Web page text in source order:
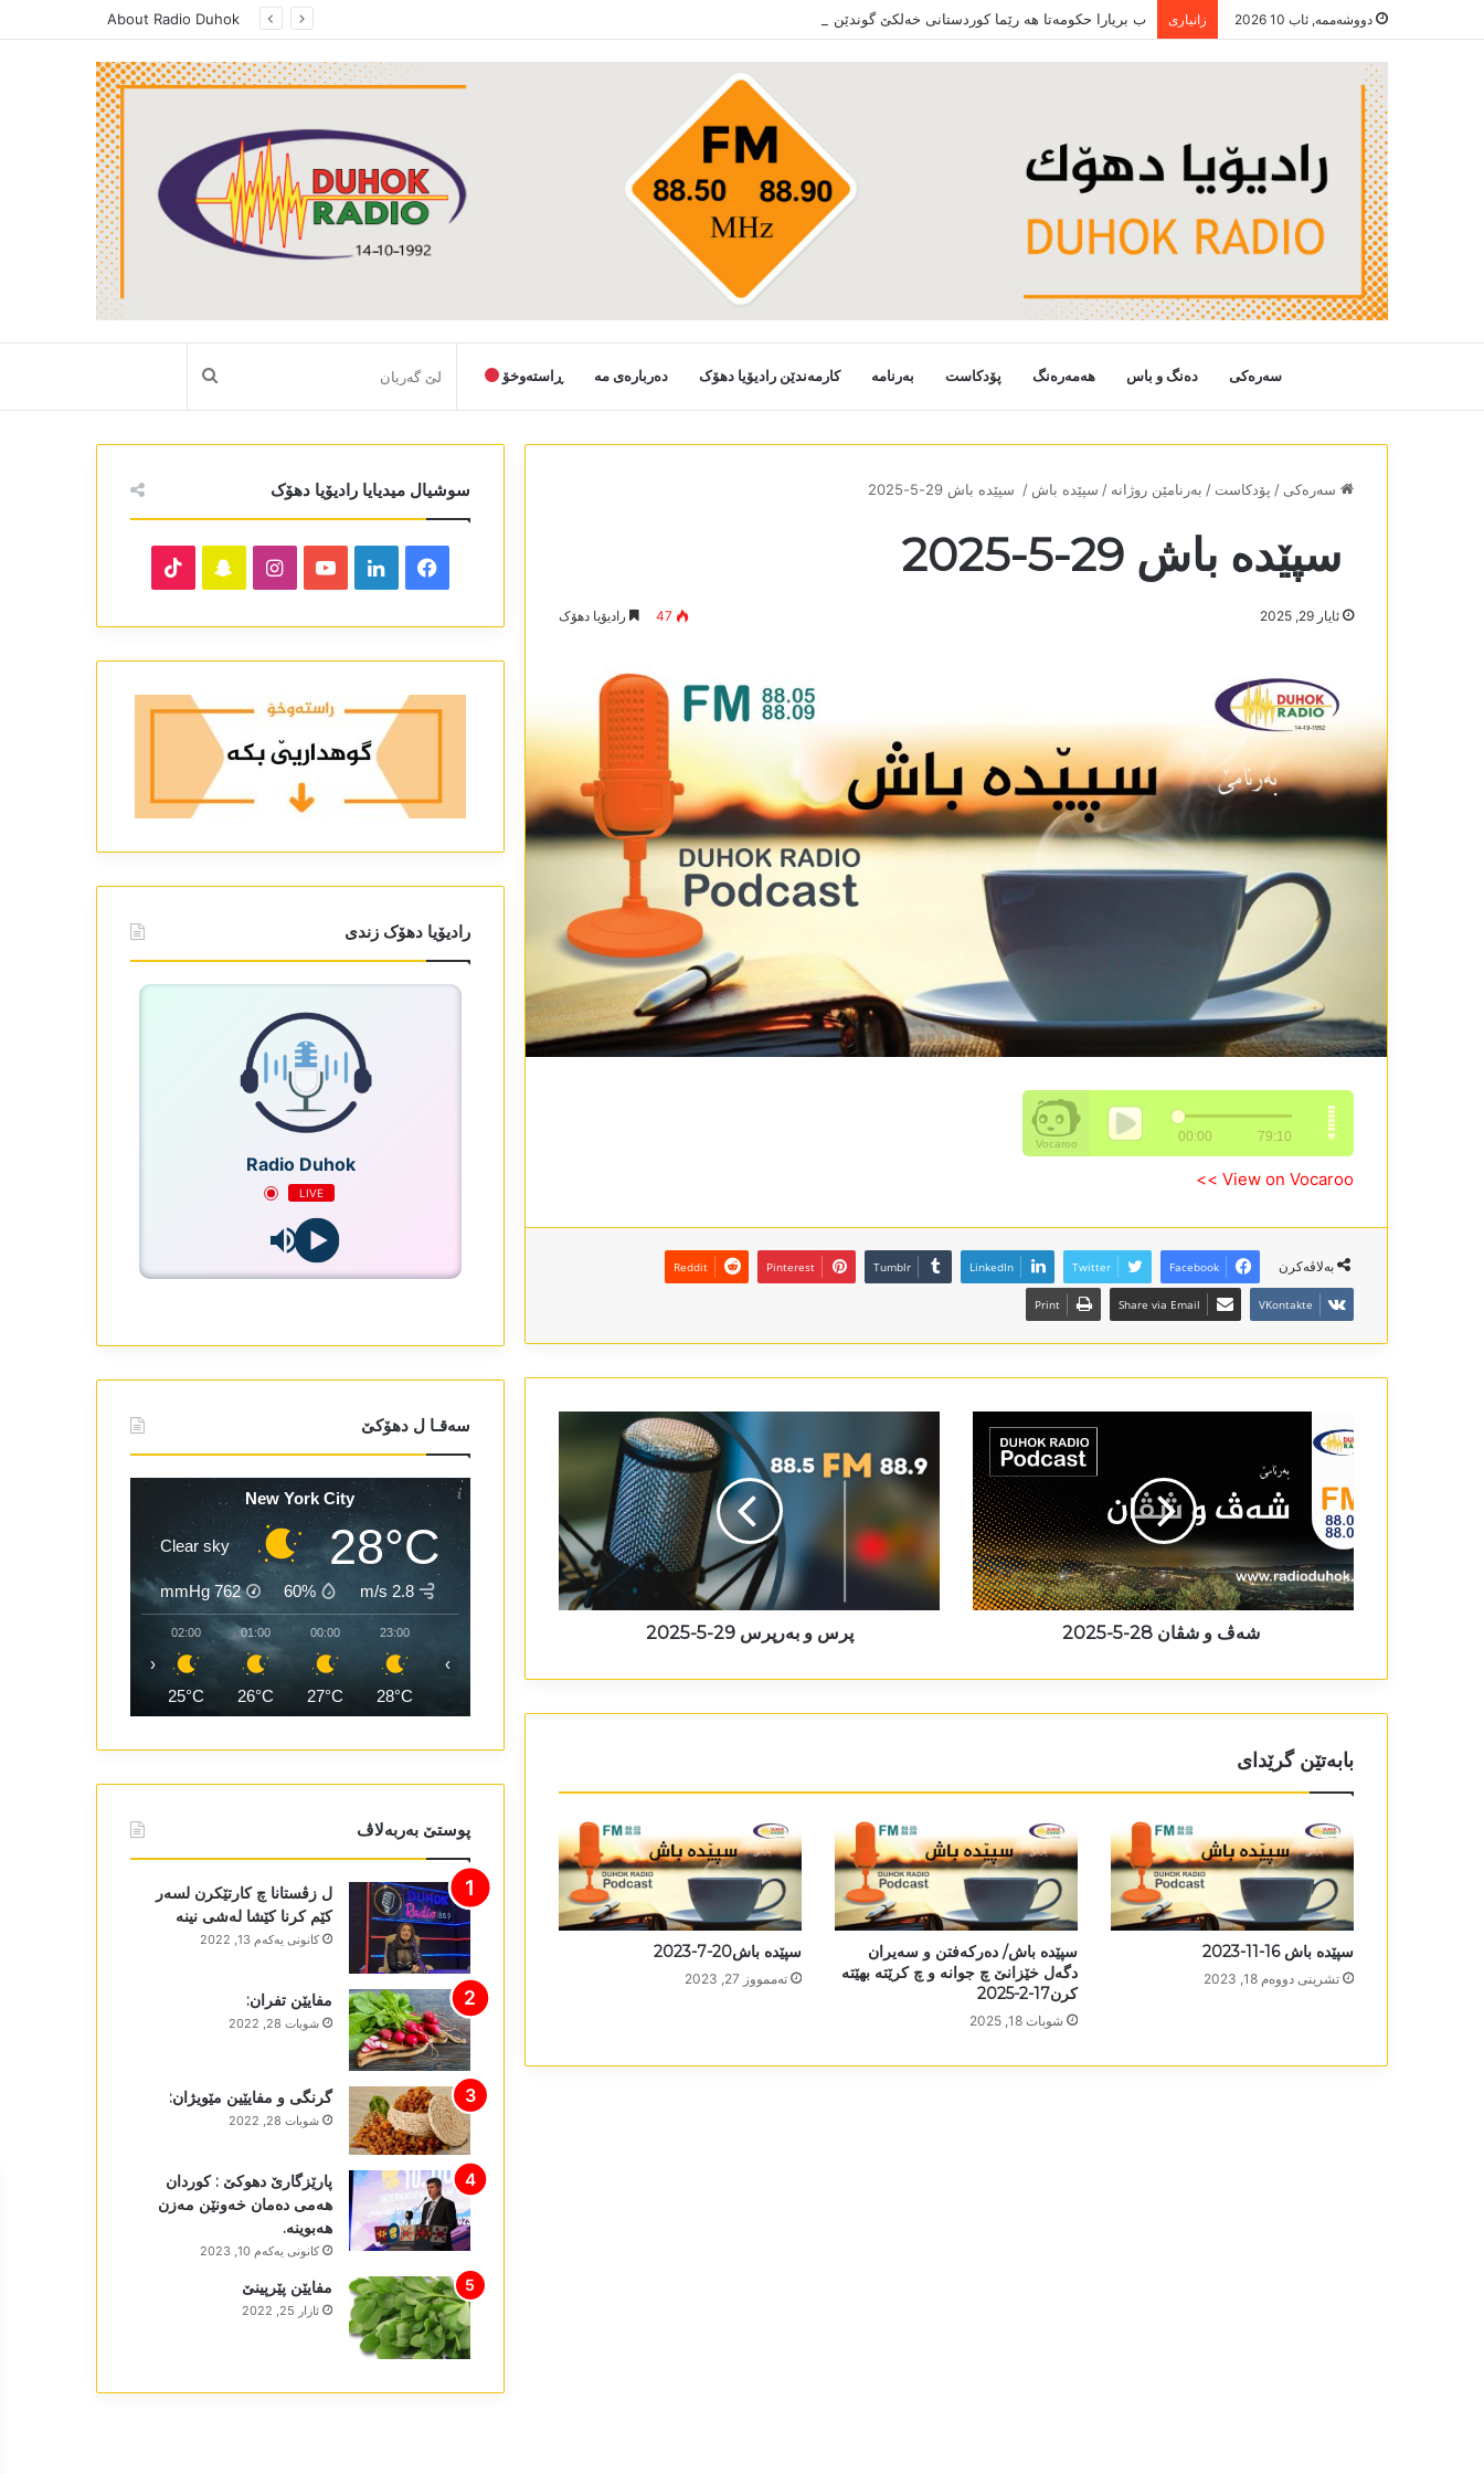
دووشەممە, ئاب 10 2026 زانیاری ب بریارا حکومەتا ھە رێما کوردستانی خەلکێ گوندێن سەر ب ئێدارا زاخو ڤە دشین سەرەدانا گوندیێن خو بکەن About Radio Duhok
سەرەکی دەنگ و باس هەمەرەنگ پۆدکاست بەرنامە کارمەندێن رادیۆیا دھۆک دەربارەی مە ڕاستەوخۆ لێ
گەریان
سەرەکی / پۆدکاست / بەرنامێن روژانە / سپێدە باش / سپێدە باش 29-5-2025
سپێدە باش 29-5-2025
ئایار 29, 2025 47 رادیۆیا دھۆک
View on Vocaroo >>
بەلاڤەکرن Facebook
Twitter
LinkedIn
Tumblr
Pinterest
Reddit
VKontakte
Share via Email
Print
شەڤ و شڤان 28-5-2025 پرس و بەرپرس 29-5-2025
بابەتێن گرێدای
سپێدە باش 16-11-2023
تشرینی دووه‌م 18, 2023
سپێدە باش/ دەرکەفتن و سەیران
دگەل خێزانێ چ جوانە و چ کرێتە بھێتە
کرن17-2-2025
شوبات 18, 2025
سپێدە باش20-7-2023
تەممووز 27, 2023
سوشیال میدیایا رادیۆیا دھۆک
Facebook
LinkedIn
YouTube
Instagram
Snapchat
رادیۆیا دھۆک زندی
Radio Duhok
LIVE
سەقـا ل دھۆکێ
New York City
28°C
Clear sky
2.8 m/s
60%
762
mmHg
23:00
28°C
00:00
27°C
01:00
26°C
02:00
25°C
‹ ›
پوستێ بەربەلاڤ
ل زڤستانا چ کارتێکرن لسەر
کێم کرنا کێشا لەشی نینە
كانونی یه‌كه‌م 13, 2022
مفایێن تفران:
شوبات 28, 2022
گرنگی و مفایێین مێویژان:
شوبات 28, 2022
پارێزگارێ دھوکێ : کوردان
ھەمی دەمان خەونێن مەزن
ھەبوینە.
كانونی یه‌كه‌م 10, 2023
مفایێن پێرپینێ
ئازار 25, 2022